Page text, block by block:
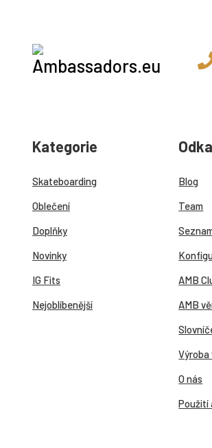
Kategorie
Skateboarding
Oblečení
Doplňky
Novinky
IG Fits
Nejoblíbenější
Blog
Team
AMB
AMB
Výroba
O nás
Použití